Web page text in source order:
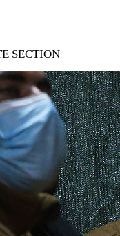
SECTION